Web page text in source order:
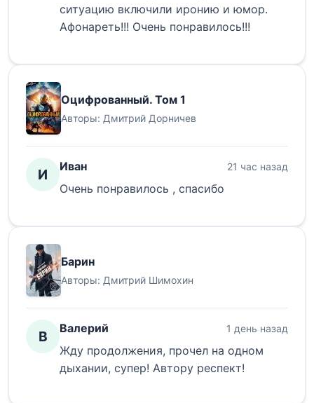
ситуацию включили иронию и юмор.
Афонареть!!! Очень понравилось!!!
Оцифрованный. Том 1
Авторы: Дмитрий Дорничев
И Иван 21 час назад
Очень понравилось , спасибо
Барин
Авторы: Дмитрий Шимохин
В Валерий 1 день назад
Жду продолжения, прочел на одном
дыхании, супер! Автору респект!